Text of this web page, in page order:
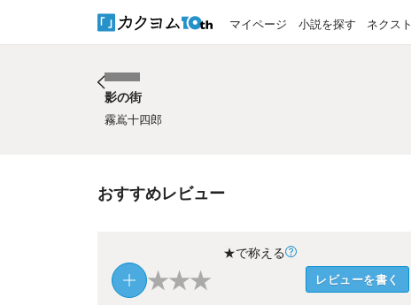
マイページ 小説を探す ネクスト
影の街
霧嶌十四郎
おすすめレビュー
★で称える
★★★ レビューを書く